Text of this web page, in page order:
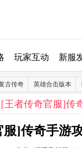
玩家互动 新服
古传奇 英雄合击版本
[王者传奇官服]传
服]传奇手游